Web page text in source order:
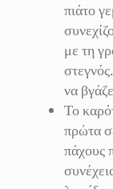
πιάτο
με τη
να
Το
πρώτα
πάχους